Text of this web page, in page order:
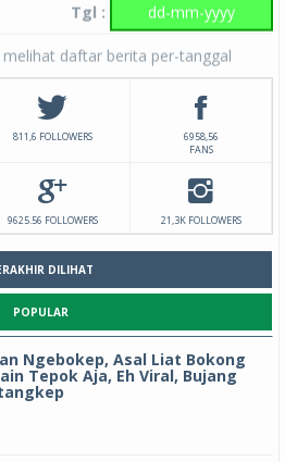
Tgl :
daftar berita per-tanggal
811,6 FOLLOWERS
6958,56
FANS
9625.56 FOLLOWERS 21,3K FOLLOWERS
DILIHAT
POPULAR
Ngebokep, Asal Liat Bokong
Tepok Aja, Eh Viral, Bujang